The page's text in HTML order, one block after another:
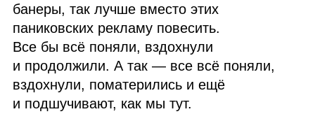
банеры, так лучше вместо этих
паниковских рекламу повесить.
Все бы всё поняли, вздохнули
и продолжили. А так — все всё поняли,
вздохнули, поматерились и ещё
и подшучивают, как мы тут.